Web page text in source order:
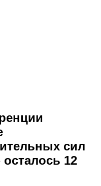
сил
осталось 12